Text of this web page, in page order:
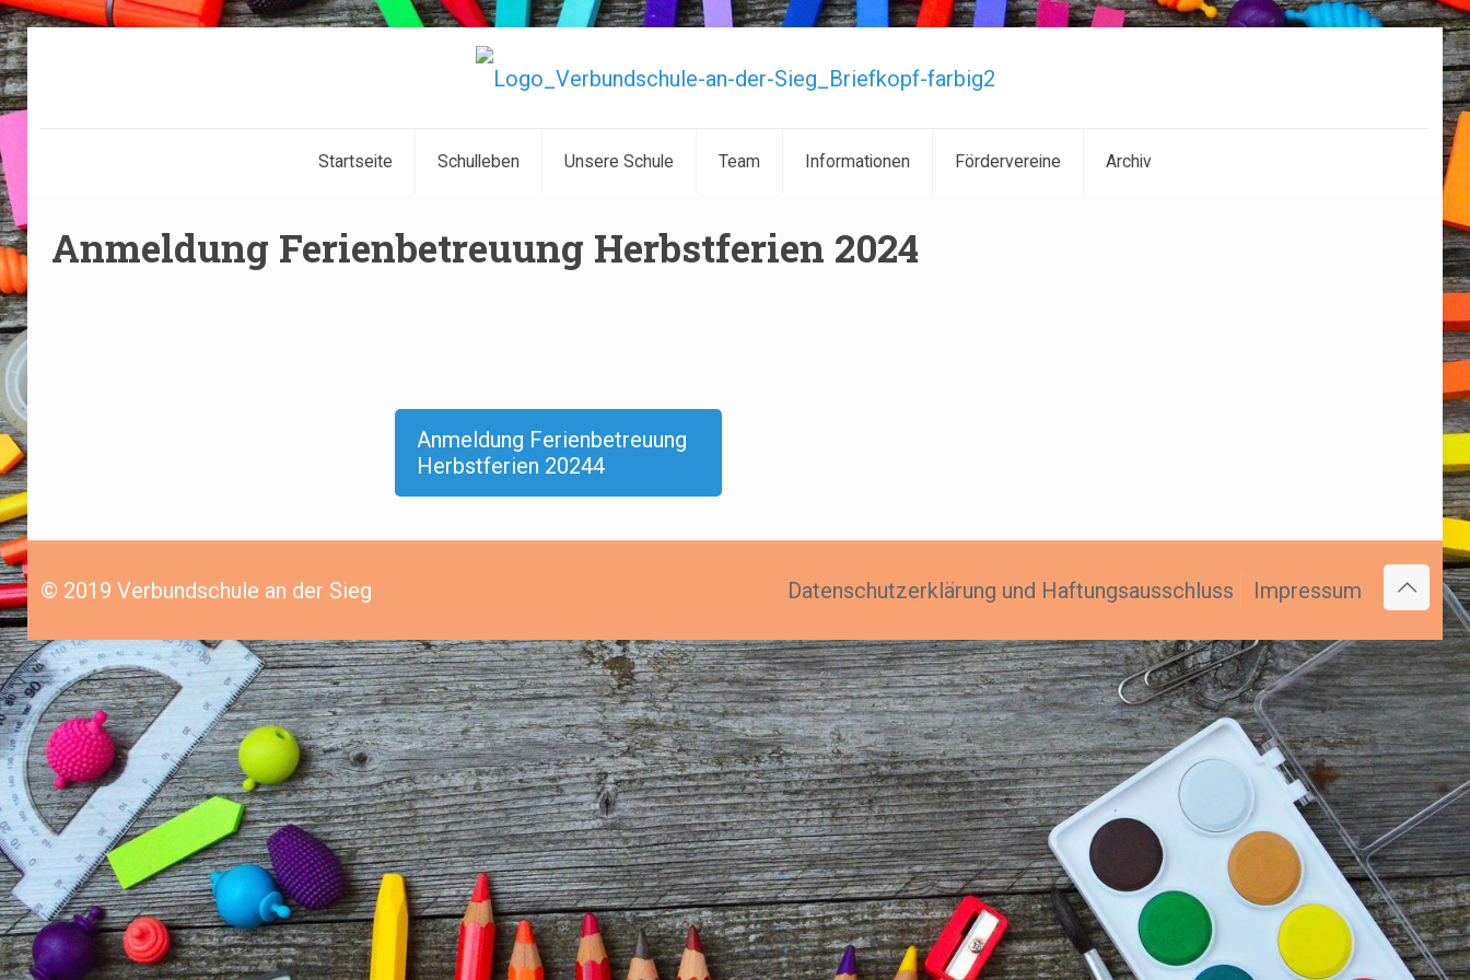
Startseite Schulleben Unsere Schule Team Informationen Fördervereine Archiv
Anmeldung Ferienbetreuung Herbstferien 2024
Anmeldung Ferienbetreuung
Herbstferien 20244
© 2019 Verbundschule an der Sieg Datenschutzerklärung und Haftungsausschluss Impressum